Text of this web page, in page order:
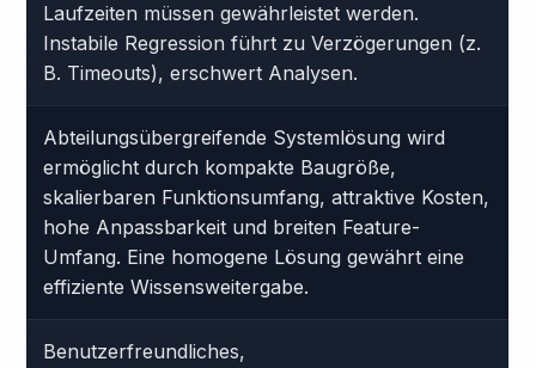
Laufzeiten müssen gewährleistet werden.
Instabile Regression führt zu Verzögerungen (z.
B. Timeouts), erschwert Analysen.
Abteilungsübergreifende Systemlösung wird
ermöglicht durch kompakte Baugröße,
skalierbaren Funktionsumfang, attraktive Kosten,
hohe Anpassbarkeit und breiten Feature-
Umfang. Eine homogene Lösung gewährt eine
effiziente Wissensweitergabe.
Benutzerfreundliches,